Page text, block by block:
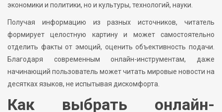
экономики и политики, но и культуры, технологий, науки.
Получая информацию из разных источников, читатель
формирует целостную картину и может самостоятельно
отделить факты от эмоций, оценить объективность подачи.
Благодаря современным онлайн-инструментам, даже
начинающий пользователь может читать мировые новости на
десятках языков, не испытывая дискомфорта.
Как выбрать онлайн-